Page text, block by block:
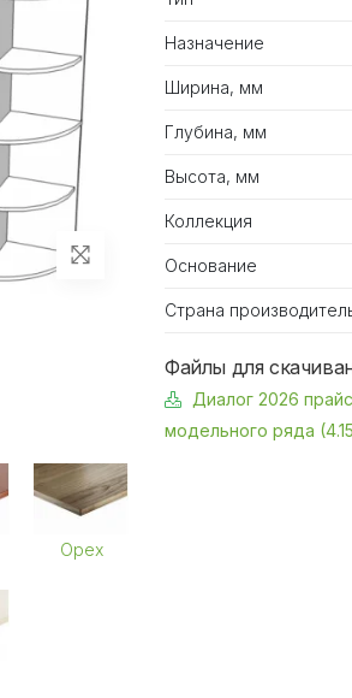
Орех
Назначение
Ширина, мм
Глубина, мм
Высота, мм
Коллекция
Основание
Страна
Файлы для
Диалог 2026
модельного ряда